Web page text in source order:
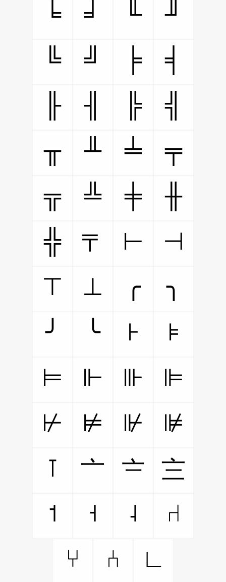
╘
╛ ╙
╜
╚
╝ ╞
╡
╟
╢ ╠
╣
╥
╨ ╧
╤
╦
╩ ╪
╫
╬
〒 ⊢
⊣
⊤
⊥ ╭
╮
╯
╰ ⊦
⊧
⊨
⊩ ⊪
⊫
⊬
⊭ ⊮
⊯
⊺
〦 〧
〨
˦
˧ ˨
⑁
⑂
⑃ ∟